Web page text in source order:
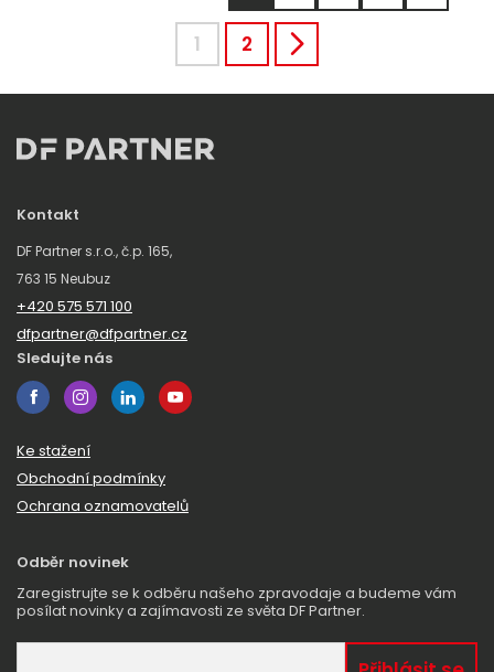
1 2
Kontakt
DF Partner s.r.o., č.p. 165,
763 15 Neubuz
+420 575 571 100
dfpartner@dfpartner.cz
Sledujte nás
Ke stažení
Obchodní podmínky
Ochrana oznamovatelů
Odběr novinek
Zaregistrujte se k odběru našeho zpravodaje a budeme vám
posílat novinky a zajímavosti ze světa DF Partner.